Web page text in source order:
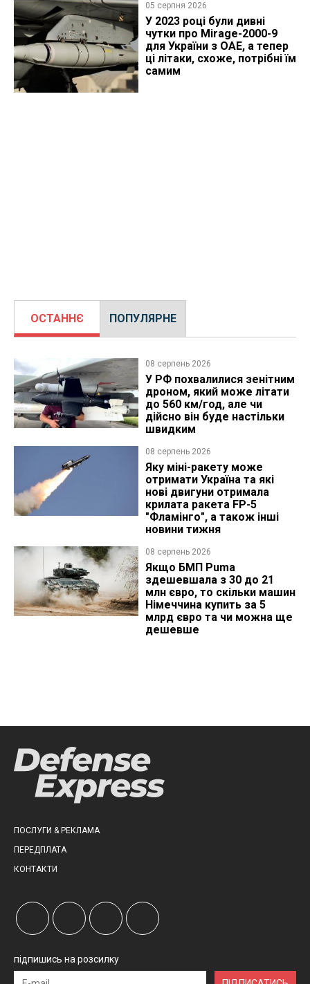
05 серпня 2026
У 2023 році були дивні
чутки про Mirage-2000-9
для України з ОАЕ, а тепер
ці літаки, схоже, потрібні їм
самим
ОСТАННЄ ПОПУЛЯРНЕ
08 серпень 2026
У РФ похвалилися зенітним
дроном, який може літати
до 560 км/год, але чи
дійсно він буде настільки
швидким
08 серпень 2026
Яку міні-ракету може
отримати Україна та які
нові двигуни отримала
крилата ракета FP-5
"Фламінго", а також інші
новини тижня
08 серпень 2026
Якщо БМП Puma
здешевшала з 30 до 21
млн євро, то скільки машин
Німеччина купить за 5
млрд євро та чи можна ще
дешевше
ПОСЛУГИ & РЕКЛАМА
ПЕРЕДПЛАТА
КОНТАКТИ
підпишись на розсилку